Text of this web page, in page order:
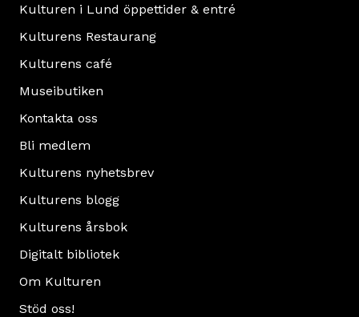
Kulturen i Lund öppettider & entré
Kulturens Restaurang
Kulturens café
Museibutiken
Kontakta oss
Bli medlem
Kulturens nyhetsbrev
Kulturens blogg
Kulturens årsbok
Digitalt bibliotek
Om Kulturen
Stöd oss!